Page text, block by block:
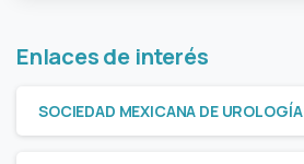
Enlaces de interés
SOCIEDAD MEXICANA DE UROLOGÍA